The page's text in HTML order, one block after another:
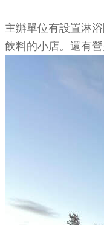
主辦單位有設置淋
飲料的小店。還有營